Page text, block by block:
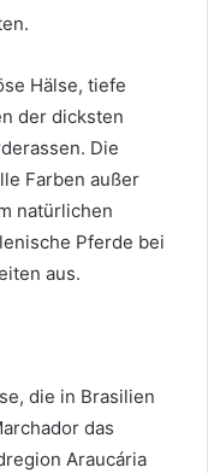
Hälse, tiefe
der dicksten
Die
Farben außer
natürlichen
Pferde bei
aus.
die in Brasilien
das
Araucária